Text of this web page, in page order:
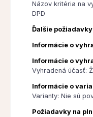
Názov kritéria na
DPD
Ďalšie požiadavky
Informácie o
Informácie o
Vyhradená účasť:
Informácie o
Varianty: Nie sú
Požiadavky na